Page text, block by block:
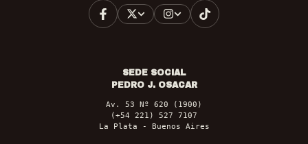
SEDE SOCIAL
PEDRO J. OSACAR
Av. 53 Nº 620 (1900)
(+54 221) 527 7107
La Plata - Buenos Aires